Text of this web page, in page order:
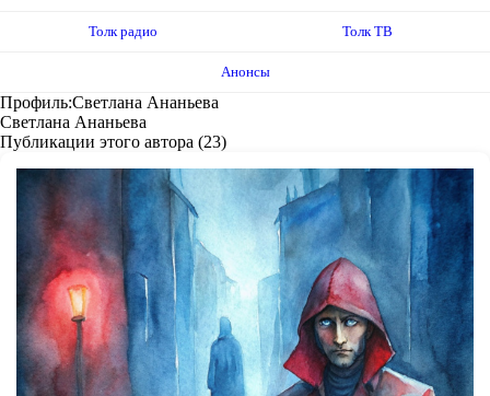
Толк радио Толк ТВ
Анонсы
Профиль:Светлана Ананьева
Светлана Ананьева
Публикации этого автора (23)